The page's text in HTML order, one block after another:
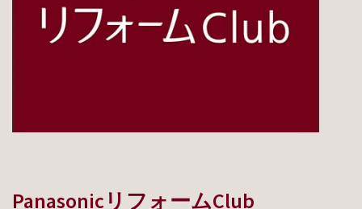
PanasonicリフォームClub